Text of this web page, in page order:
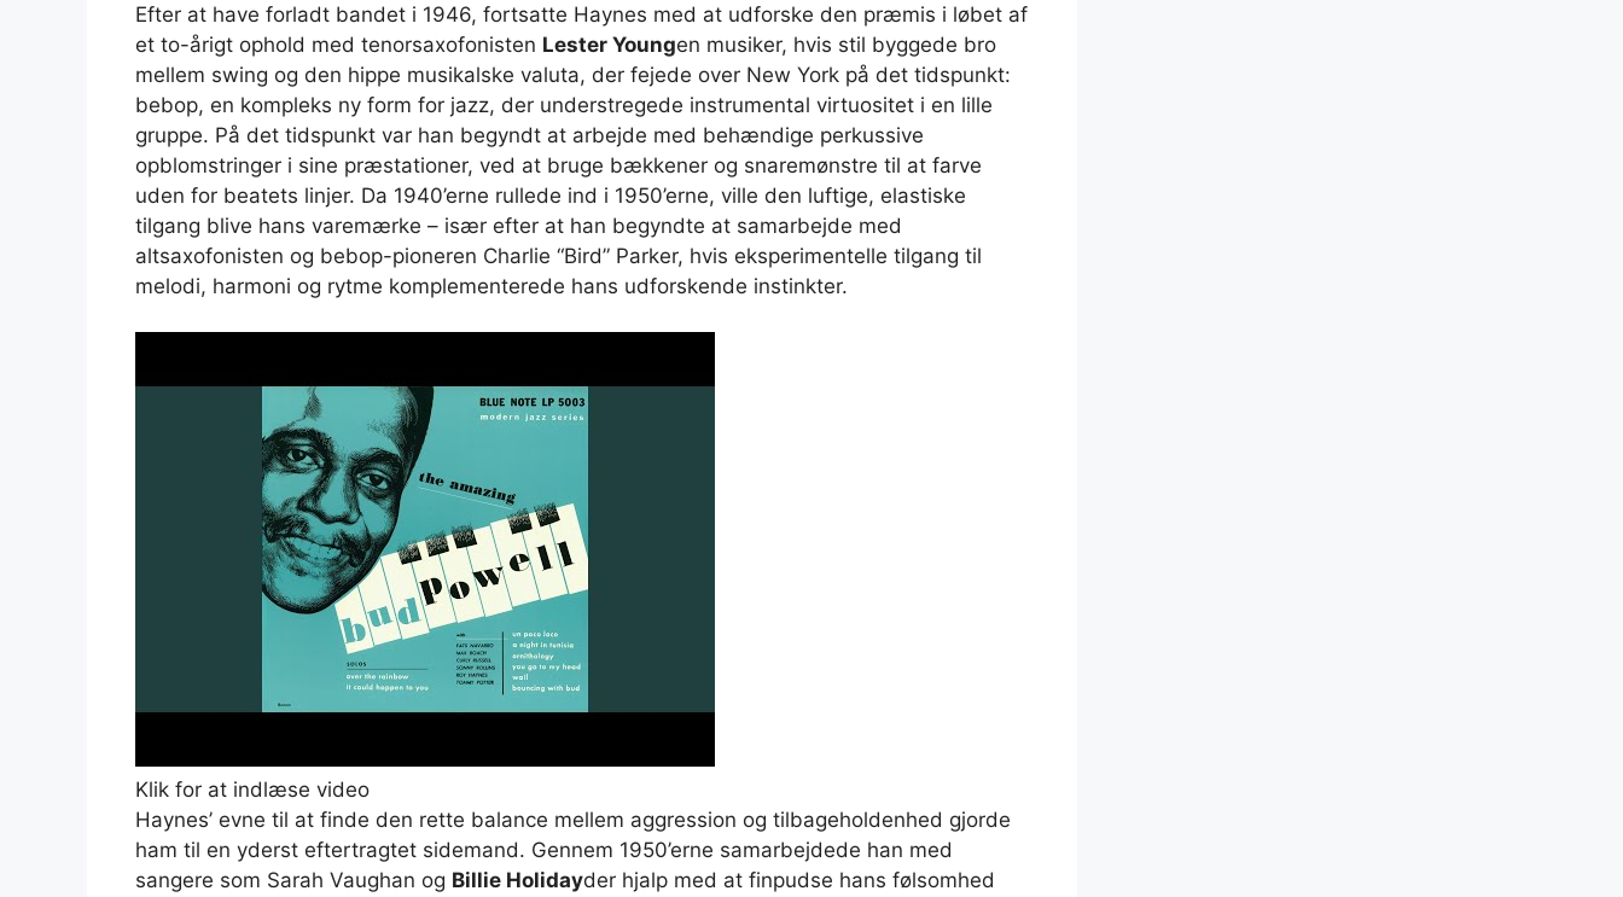
Efter at have forladt bandet i 1946, fortsatte Haynes med at udforske den præmis i løbet af
et to-årigt ophold med tenorsaxofonisten Lester Youngen musiker, hvis stil byggede bro
mellem swing og den hippe musikalske valuta, der fejede over New York på det tidspunkt:
bebop, en kompleks ny form for jazz, der understregede instrumental virtuositet i en lille
gruppe. På det tidspunkt var han begyndt at arbejde med behændige perkussive
opblomstringer i sine præstationer, ved at bruge bækkener og snaremønstre til at farve
uden for beatets linjer. Da 1940’erne rullede ind i 1950’erne, ville den luftige, elastiske
tilgang blive hans varemærke – især efter at han begyndte at samarbejde med
altsaxofonisten og bebop-pioneren Charlie “Bird” Parker, hvis eksperimentelle tilgang til
melodi, harmoni og rytme komplementerede hans udforskende instinkter.
Klik for at indlæse video
Haynes’ evne til at finde den rette balance mellem aggression og tilbageholdenhed gjorde
ham til en yderst eftertragtet sidemand. Gennem 1950’erne samarbejdede han med
sangere som Sarah Vaughan og Billie Holidayder hjalp med at finpudse hans følsomhed